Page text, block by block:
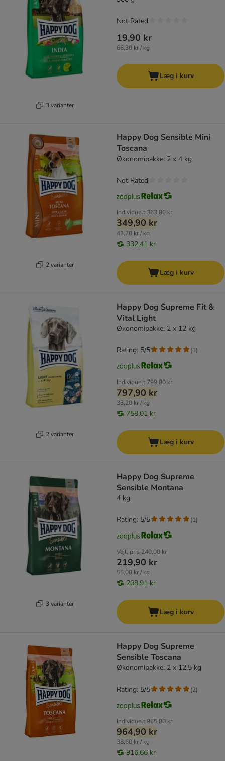
3 varianter
19,90 kr
66,30 kr / kg
Not Rated
Læg i kurv
2 varianter
Happy Dog Sensible Mini
Toscana
Økonomipakke: 2 x 4 kg
Individuelt 363,80 kr
349,90 kr
43,70 kr / kg
332,41 kr
Not Rated
Læg i kurv
2 varianter
Happy Dog Supreme Fit &
Vital Light
Økonomipakke: 2 x 12 kg
Individuelt 799,80 kr
797,90 kr
33,20 kr / kg
758,01 kr
Rating: 5/5 (1)
Læg i kurv
3 varianter
Happy Dog Supreme
Sensible Montana
4 kg
Vejl. pris 240,00 kr
219,90 kr
55,00 kr / kg
208,91 kr
Rating: 5/5 (1)
Læg i kurv
Happy Dog Supreme
Sensible Toscana
Økonomipakke: 2 x 12,5 kg
Individuelt965,80 kr
964,90 kr
38,60 kr / kg
916,66 kr
Rating: 5/5 (2)